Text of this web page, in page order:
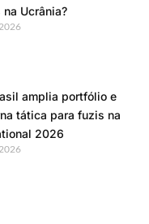
Ucrânia?
amplia portfólio e
tática para fuzis na
2026